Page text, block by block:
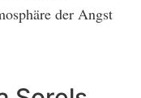
der Angst